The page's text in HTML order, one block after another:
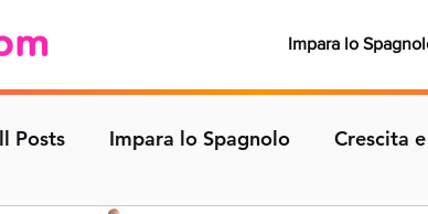
Impara lo
Posts Impara lo Spagnolo Crescita